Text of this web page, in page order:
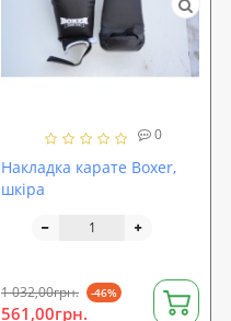
0
Накладка карате Boxer,
шкіра
1 032,00грн. -46%
561,00грн.